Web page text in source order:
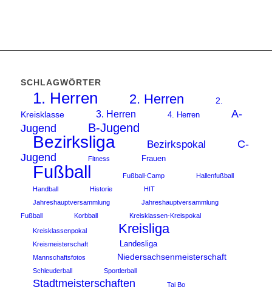
SCHLAGWÖRTER
1. Herren 2. Herren
2.
Kreisklasse
3. Herren 4. Herren
A-
Jugend
B-Jugend
Bezirksliga Bezirkspokal
C-
Jugend
Fitness Frauen
Fußball Fußball-Camp
Hallenfußball
Handball
Historie
HIT
Jahreshauptversammlung
Jahreshauptversammlung
Fußball
Korbball Kreisklassen-Kreispokal
Kreisklassenpokal Kreisliga
Kreismeisterschaft Landesliga
Mannschaftsfotos Niedersachsenmeisterschaft
Schleuderball Sportlerball
Stadtmeisterschaften Tai Bo